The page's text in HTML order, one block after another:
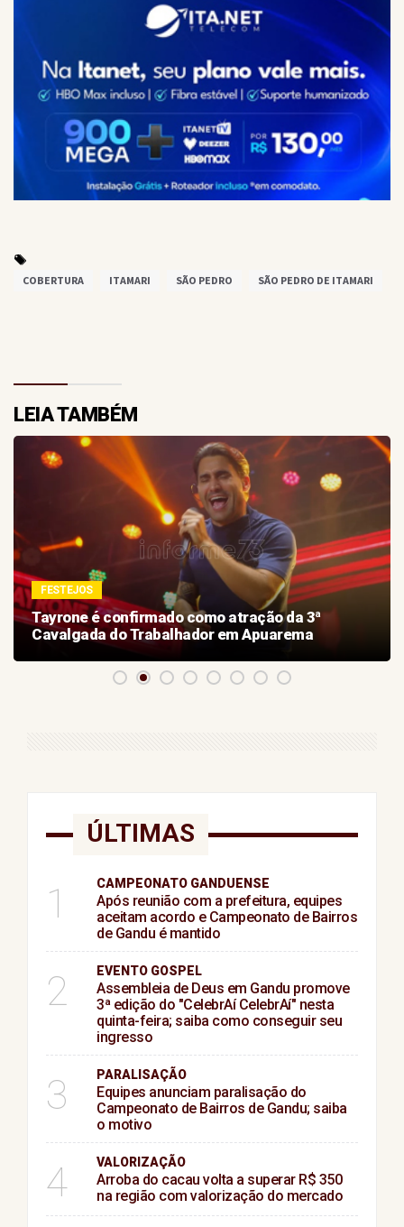
COBERTURA ITAMARI SÃO PEDRO SÃO PEDRO DE ITAMARI
LEIA TAMBÉM
FESTEJOS
Tayrone é confirmado como atração da 3ª
Cavalgada do Trabalhador em Apuarema
ÚLTIMAS
1 CAMPEONATO GANDUENSE
Após reunião com a prefeitura, equipes
aceitam acordo e Campeonato de Bairros
de Gandu é mantido
2 EVENTO GOSPEL
Assembleia de Deus em Gandu promove
3ª edição do "CelebrAí CelebrAí" nesta
quinta-feira; saiba como conseguir seu
ingresso
3 PARALISAÇÃO
Equipes anunciam paralisação do
Campeonato de Bairros de Gandu; saiba
o motivo
4 VALORIZAÇÃO
Arroba do cacau volta a superar R$ 350
na região com valorização do mercado